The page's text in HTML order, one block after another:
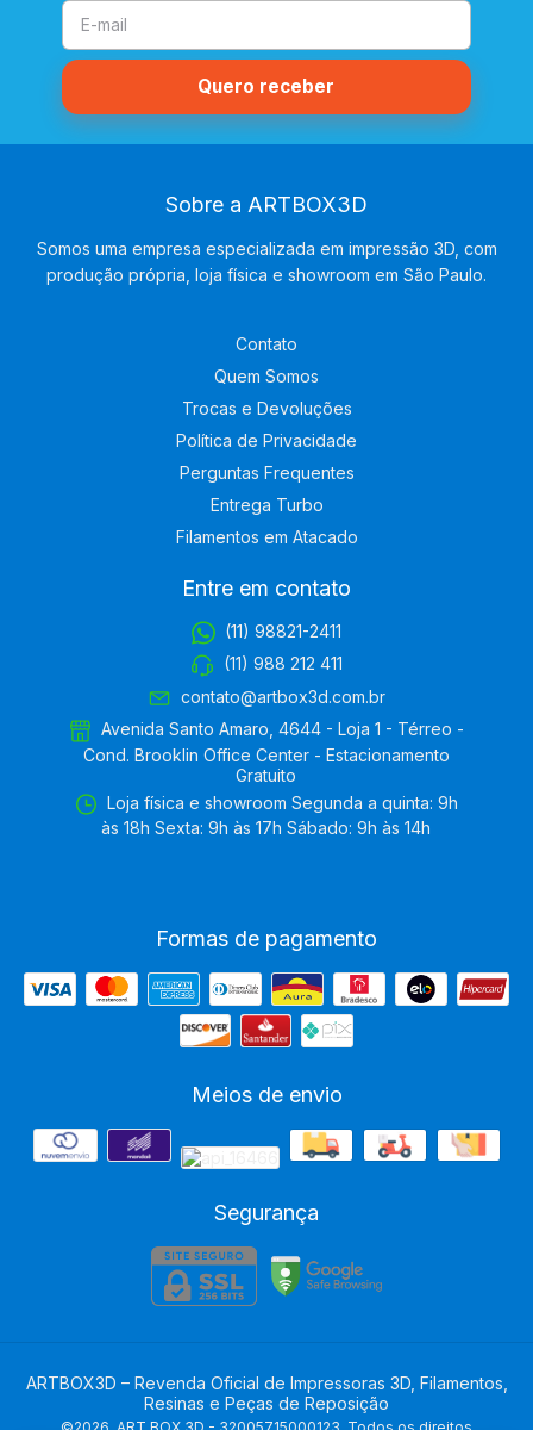
Sobre a ARTBOX3D
Somos uma empresa especializada em impressão 3D, com
produção própria, loja física e showroom em São Paulo.
Contato
Quem Somos
Trocas e Devoluções
Política de Privacidade
Perguntas Frequentes
Entrega Turbo
Filamentos em Atacado
Entre em contato
(11) 98821-2411
(11) 988 212 411
contato@artbox3d.com.br
Avenida Santo Amaro, 4644 - Loja 1 - Térreo -
Cond. Brooklin Office Center - Estacionamento
Gratuito
Loja física e showroom Segunda a quinta: 9h
às 18h Sexta: 9h às 17h Sábado: 9h às 14h
Formas de pagamento
Meios de envio
Segurança
ARTBOX3D – Revenda Oficial de Impressoras 3D, Filamentos,
Resinas e Peças de Reposição